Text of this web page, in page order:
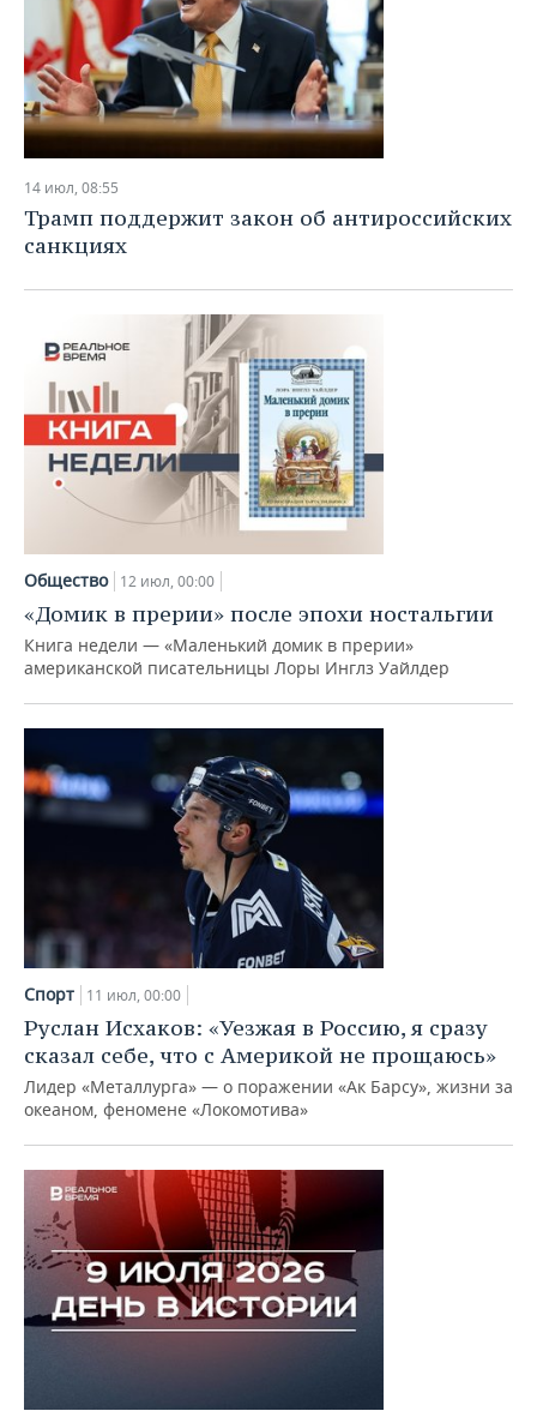
14 июл, 08:55
Трамп поддержит закон об антироссийских
санкциях
Общество 12 июл, 00:00
«Домик в прерии» после эпохи ностальгии
Книга недели — «Маленький домик в прерии»
американской писательницы Лоры Инглз Уайлдер
Спорт 11 июл, 00:00
Руслан Исхаков: «Уезжая в Россию, я сразу
сказал себе, что с Америкой не прощаюсь»
Лидер «Металлурга» — о поражении «Ак Барсу», жизни за
океаном, феномене «Локомотива»